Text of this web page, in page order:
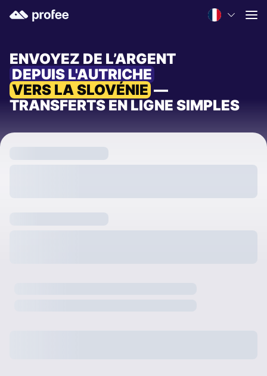
ENVOYEZ DE L’ARGENT
DEPUIS L'AUTRICHE
VERS LA SLOVÉNIE —
TRANSFERTS EN LIGNE SIMPLES